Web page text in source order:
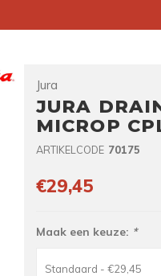
Jura
JURA
MICROP
ARTIKELCODE 70175
€29,45
Maak een keuze: *
Standaard - €29,45